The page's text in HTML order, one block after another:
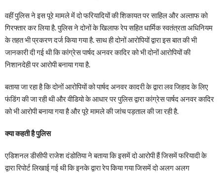
वहीं पुलिस ने इस पूरे मामले में दो फरियादियों की शिकायत पर साहिल और अल्ताफ को
गिरफ्तार कर लिया है. पुलिस ने दोनों के खिलाफ रेप सहित धार्मिक स्वतंत्रता अधिनियम
के तहत भी प्रकरण दर्ज किया गया है. साथ ही दोनों आरोपियों द्वारा इस बात की भी
जानकारी दी गई थी कि कांग्रेस पार्षद अनवर कादिर को भी दोनों आरोपियों की
निशानदेही पर आरोपी बनाया गया है.
बताया जा रहा है कि दोनों आरोपियों को पार्षद अनवर कादरी के द्वारा लव जिहाद के लिए
फंडिंग की जा रही थी और वीडियो के आधार पर पुलिस द्वारा कांग्रेस पार्षद अनवर कादिर
को भी आरोपी बनाया गया है और पूरे मामले की जांच पड़ताल की जा रही है.
क्या कहती है पुलिस
एडिशनल डीसीपी राजेश दंडोतिया ने बताया कि इसमें दो आरोपी हैं जिसमें फरियादी के
द्वारा रिपोर्ट लिखाई गई थी कि इनके द्वारा रेप किया गया जिसमें दो अलग अलग